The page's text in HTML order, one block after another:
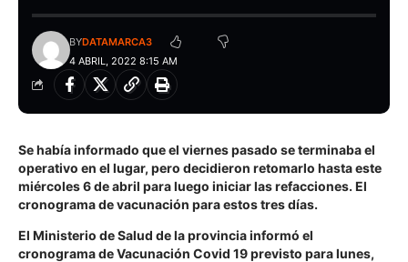
4 ABRIL, 2022 8:15 AM
BYDATAMARCA3
Se había informado que el viernes pasado se terminaba el
operativo en el lugar, pero decidieron retomarlo hasta este
miércoles 6 de abril para luego iniciar las refacciones. El
cronograma de vacunación para estos tres días.
El Ministerio de Salud de la provincia informó el
cronograma de Vacunación Covid 19 previsto para lunes,